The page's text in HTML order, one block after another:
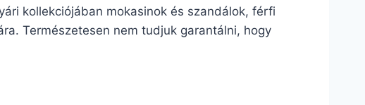
kollekciójában mokasinok és szandálok, férfi
Természetesen nem tudjuk garantálni, hogy